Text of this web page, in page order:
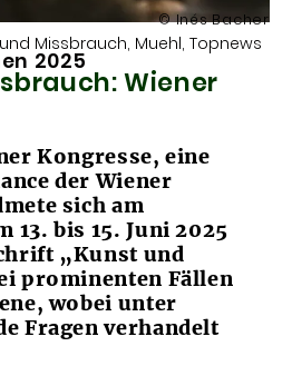
© Inés Bacher
Missbrauch, Muehl, Topnews
2025
Wiener
Kongresse, eine
der Wiener
sich am
13. bis 15. Juni 2025
„Kunst und
prominenten Fällen
wobei unter
Fragen verhandelt